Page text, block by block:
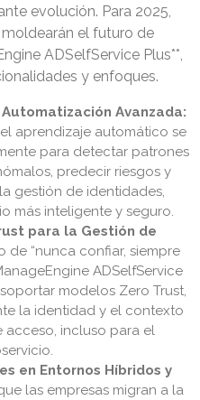
evolución. Para 2025,
el futuro de
ADSelfService Plus**,
y enfoques.
Avanzada:
aprendizaje automático se
para detectar patrones
predecir riesgos y
gestión de identidades,
más inteligente y seguro.
para la Gestión de
de “nunca confiar, siempre
ADSelfService
modelos Zero Trust,
la identidad y el contexto
incluso para el
en Entornos Híbridos y
las empresas migran a la